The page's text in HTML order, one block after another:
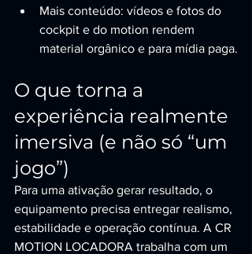
Mais conteúdo: vídeos e fotos do
cockpit e do motion rendem
material orgânico e para mídia paga.
O que torna a
experiência realmente
imersiva (e não só “um
jogo”)
Para uma ativação gerar resultado, o
equipamento precisa entregar realismo,
estabilidade e operação contínua. A CR
MOTION LOCADORA trabalha com um